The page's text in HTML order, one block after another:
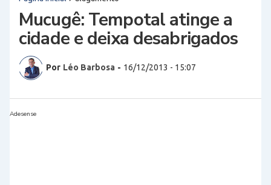
Mucugê: Tempotal atinge a
cidade e deixa desabrigados
Por Léo Barbosa - 16/12/2013 - 15:07
Adesense